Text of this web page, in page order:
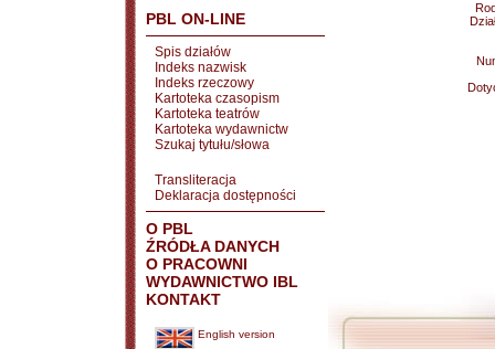
PBL ON-LINE
Spis działów
Indeks nazwisk
Indeks rzeczowy
Kartoteka czasopism
Kartoteka teatrów
Kartoteka wydawnictw
Szukaj tytułu/słowa
Transliteracja
Deklaracja dostępności
O PBL
ŹRÓDŁA DANYCH
O PRACOWNI
WYDAWNICTWO IBL
KONTAKT
English version